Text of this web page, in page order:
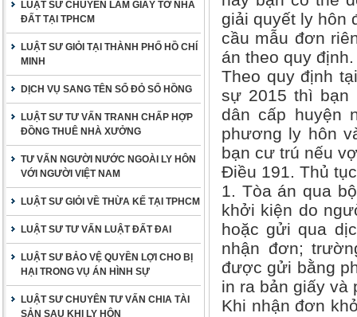
LUẬT SƯ CHUYÊN LÀM GIẤY TỜ NHÀ
ĐẤT TẠI TPHCM
LUẬT SƯ GIỎI TẠI THÀNH PHỐ HỒ CHÍ
MINH
DỊCH VỤ SANG TÊN SỔ ĐỎ SỔ HỒNG
LUẬT SƯ TƯ VẤN TRANH CHẤP HỢP
ĐỒNG THUÊ NHÀ XƯỞNG
TƯ VẤN NGƯỜI NƯỚC NGOÀI LY HÔN
VỚI NGƯỜI VIỆT NAM
LUẬT SƯ GIỎI VỀ THỪA KẾ TẠI TPHCM
LUẬT SƯ TƯ VẤN LUẬT ĐẤT ĐAI
LUẬT SƯ BẢO VỆ QUYỀN LỢI CHO BỊ
HẠI TRONG VỤ ÁN HÌNH SỰ
LUẬT SƯ CHUYÊN TƯ VẤN CHIA TÀI
SẢN SAU KHI LY HÔN
giải quyết ly hôn
cầu mẫu đơn
án theo quy định.
Theo quy định
sự 2015 thì bạn
dân cấp huyện
phương ly hôn
bạn cư trú nếu
Điều 191. Thủ
1. Tòa án qua
khởi kiện do
hoặc gửi qua
nhận đơn;
được gửi bằng
in ra bản giấy và
Khi nhận đơn